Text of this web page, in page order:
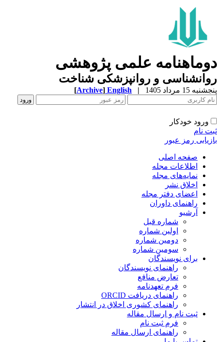
علمی پژوهشی
و روانپزشکی شناخت
15 مرداد 1405 |
English
[Archive]
ورود خودکار
نام
رمز عبور
صفحه اصلی
اطلاعات مجله
نمایه‌های مجله
اخلاق نشر
اعضای دفتر مجله
راهنمای داوران
آرشیو
شماره قبل
اولین شماره
دومین شماره
سومین شماره
برای نویسندگان
راهنمای نویسندگان
تعارض منافع
فرم تعهدنامه
راهنمای دریافت ORCID
راهنمای کشوری اخلاق در انتشار
ثبت نام و ارسال مقاله
فرم ثبت نام
راهنمای ارسال مقاله